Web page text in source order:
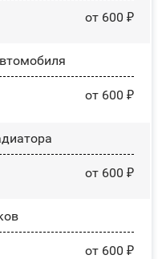
от 600 ₽
от 600 ₽
от 600 ₽
от 600 ₽